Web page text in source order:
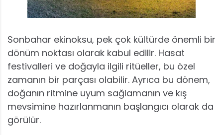
Sonbahar ekinoksu, pek çok kültürde önemli bir
dönüm noktası olarak kabul edilir. Hasat
festivalleri ve doğayla ilgili ritüeller, bu özel
zamanın bir parçası olabilir. Ayrıca bu dönem,
doğanın ritmine uyum sağlamanın ve kış
mevsimine hazırlanmanın başlangıcı olarak da
görülür.